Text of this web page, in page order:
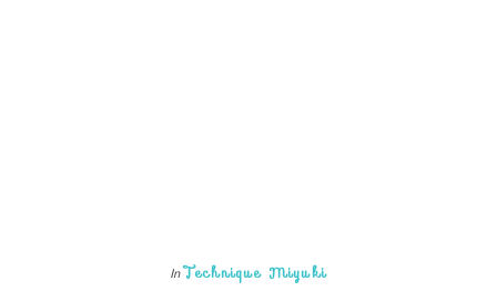
In Technique Miyuki